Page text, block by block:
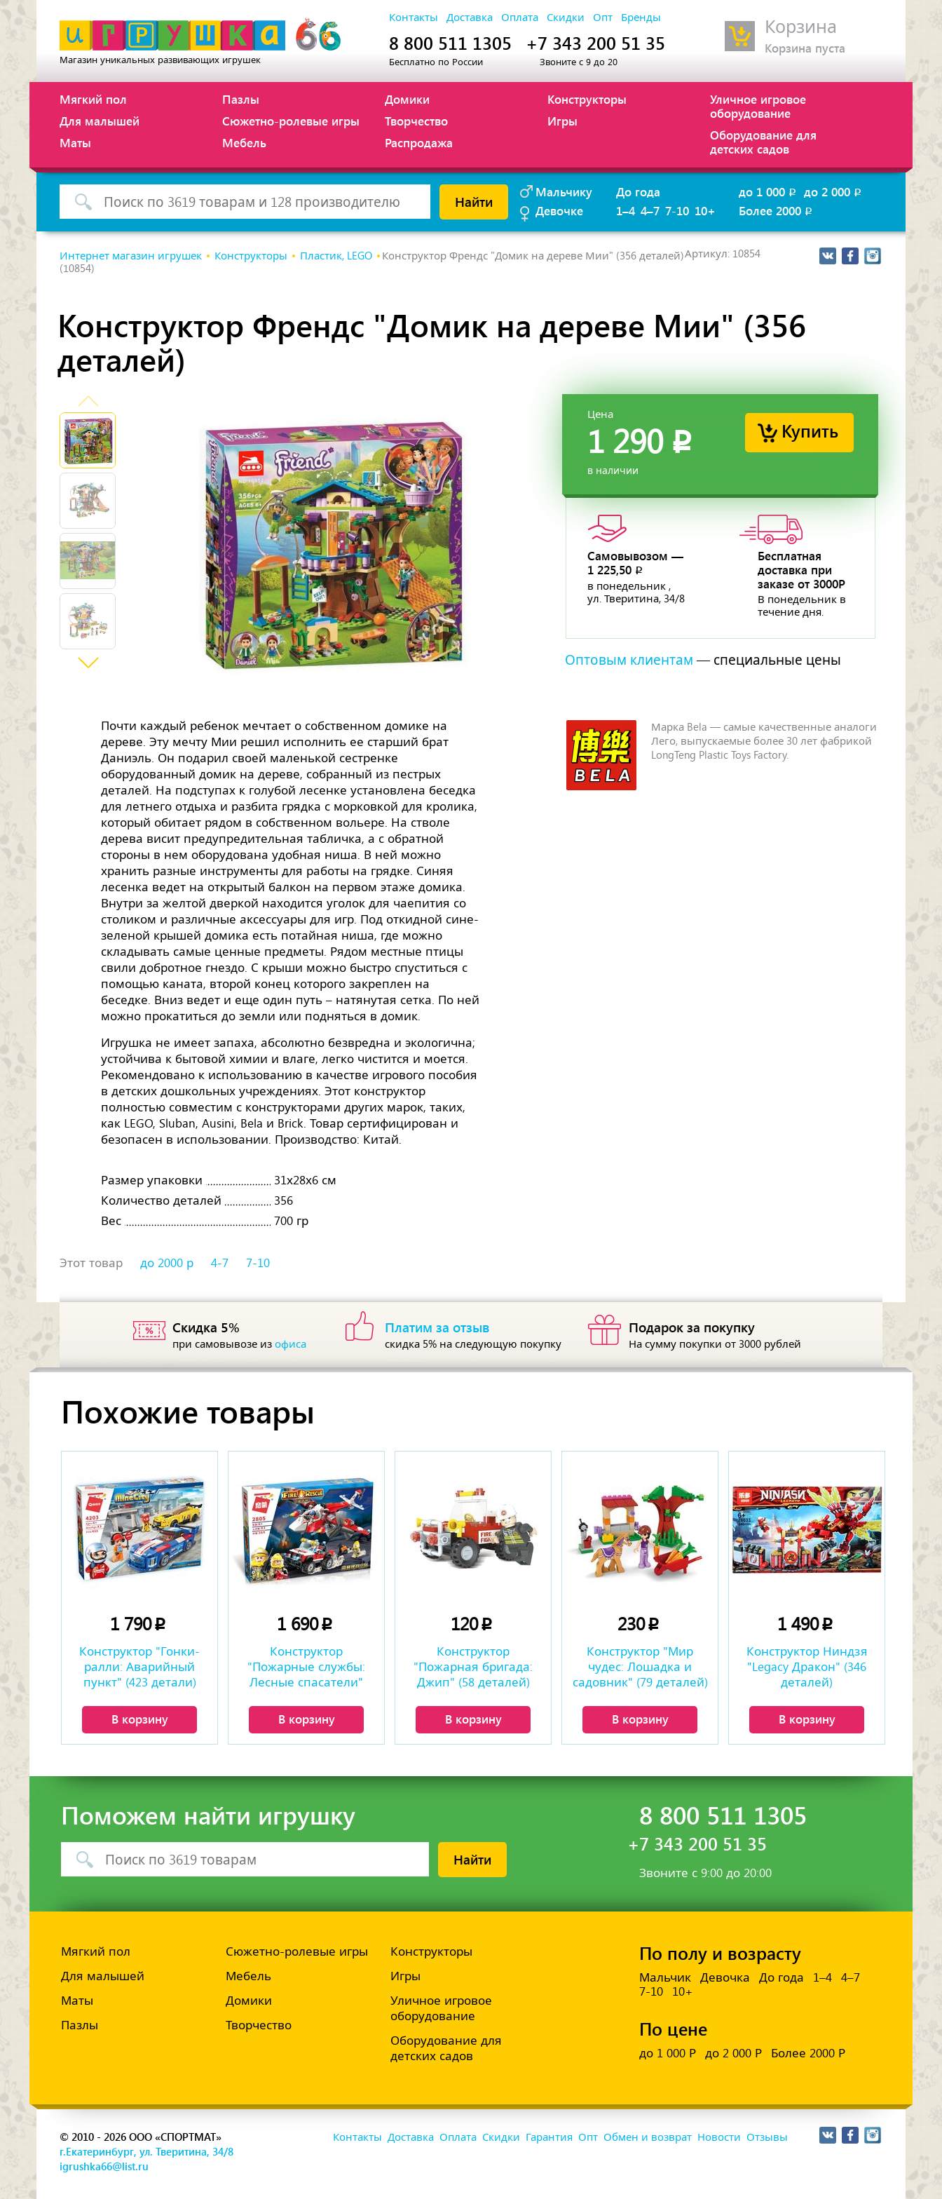
Корзина
Корзина пуста
Магазин уникальных развивающих игрушек
Контакты Доставка Оплата Скидки Опт Бренды
8 800 511 1305
Бесплатно по России
+7 343 200 51 35
Звоните с 9 до 20
Мягкий пол
Для малышей
Маты
Пазлы
Сюжетно-ролевые игры
Мебель
Домики
Творчество
Распродажа
Конструкторы
Игры
Уличное игровое
оборудование
Оборудование для
детских садов
Мальчику
Девочке
До года
1–4 4–7 7-10 10+
до 1 000 p до 2 000 p
Более 2000 p
Найти
Артикул: 10854
Интернет магазин игрушек Конструкторы Пластик, LEGO
Конструктор Френдс "Домик на дереве Мии" (356 деталей)
(10854)
Конструктор Френдс "Домик на дереве Мии" (356
деталей)
Купить
Цена
1 290 p
в наличии
Самовывозом —
1 225,50 p
в понедельник ,
ул. Тверитина, 34/8
Бесплатная
доставка при
заказе от 3000Р
В понедельник в
течение дня.
Оптовым клиентам — специальные цены
Почти каждый ребенок мечтает о собственном домике на
дереве. Эту мечту Мии решил исполнить ее старший брат
Даниэль. Он подарил своей маленькой сестренке
оборудованный домик на дереве, собранный из пестрых
деталей. На подступах к голубой лесенке установлена беседка
для летнего отдыха и разбита грядка с морковкой для кролика,
который обитает рядом в собственном вольере. На стволе
дерева висит предупредительная табличка, а с обратной
стороны в нем оборудована удобная ниша. В ней можно
хранить разные инструменты для работы на грядке. Синяя
лесенка ведет на открытый балкон на первом этаже домика.
Внутри за желтой дверкой находится уголок для чаепития со
столиком и различные аксессуары для игр. Под откидной сине-
зеленой крышей домика есть потайная ниша, где можно
складывать самые ценные предметы. Рядом местные птицы
свили добротное гнездо. С крыши можно быстро спуститься с
помощью каната, второй конец которого закреплен на
беседке. Вниз ведет и еще один путь – натянутая сетка. По ней
можно прокатиться до земли или подняться в домик.
Игрушка не имеет запаха, абсолютно безвредна и экологична;
устойчива к бытовой химии и влаге, легко чистится и моется.
Рекомендовано к использованию в качестве игрового пособия
в детских дошкольных учреждениях. Этот конструктор
полностью совместим с конструкторами других марок, таких,
как LEGO, Sluban, Ausini, Bela и Brick. Товар сертифицирован и
безопасен в использовании. Производство: Китай.
Размер упаковки
31х28х6 см
Количество деталей
356
Вес
700 гр
Марка Bela — самые качественные аналоги
Лего, выпускаемые более 30 лет фабрикой
LongTeng Plastic Toys Factory.
Этот товар до 2000 р 4-7 7-10
Скидка 5%
при самовывозе изофиса
Платим за отзыв
скидка 5% на следующую покупку
Подарок за покупку
На сумму покупки от 3000 рублей
Похожие товары
1 790p
Конструктор "Гонки-
ралли: Аварийный
пункт" (423 детали)
В корзину
1 690p
Конструктор
"Пожарные службы:
Лесные спасатели"
В корзину
120p
Конструктор
"Пожарная бригада:
Джип" (58 деталей)
В корзину
230p
Конструктор "Мир
чудес: Лошадка и
садовник" (79 деталей)
В корзину
1 490p
Конструктор Ниндзя
"Legacy Дракон" (346
деталей)
В корзину
8 800 511 1305
+7 343 200 51 35
Звоните с 9:00 до 20:00
Поможем найти игрушку
Найти
По полу и возрасту
Мальчик Девочка До года 1–4
4–7
7-10
10+
По цене
до 1 000 Р до 2 000 Р Более 2000 Р
Мягкий пол
Для малышей
Маты
Пазлы
Сюжетно-ролевые игры
Мебель
Домики
Творчество
Конструкторы
Игры
Уличное игровое
оборудование
Оборудование для
детских садов
© 2010 - 2026 ООО «СПОРТМАТ»
г.Екатеринбург, ул. Тверитина, 34/8
igrushka66@list.ru
Контакты Доставка Оплата Скидки Гарантия Опт Обмен и возврат Новости Отзывы